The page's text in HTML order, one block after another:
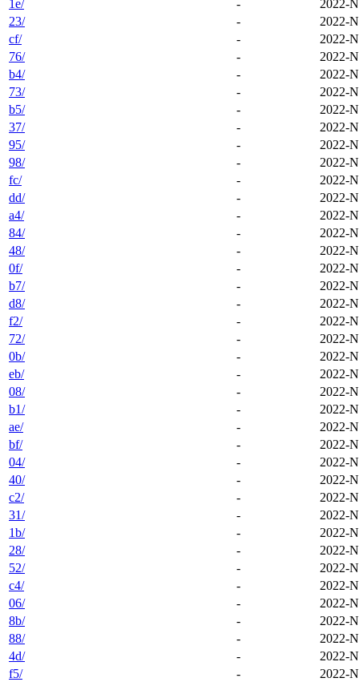
1e/
-
2022-
23/
-
2022-
cf/
-
2022-
76/
-
2022-
b4/
-
2022-
73/
-
2022-
b5/
-
2022-
37/
-
2022-
95/
-
2022-
98/
-
2022-
fc/
-
2022-
dd/
-
2022-
a4/
-
2022-
84/
-
2022-
48/
-
2022-
0f/
-
2022-
b7/
-
2022-
d8/
-
2022-
f2/
-
2022-
72/
-
2022-
0b/
-
2022-
eb/
-
2022-
08/
-
2022-
b1/
-
2022-
ae/
-
2022-
bf/
-
2022-
04/
-
2022-
40/
-
2022-
c2/
-
2022-
31/
-
2022-
1b/
-
2022-
28/
-
2022-
52/
-
2022-
c4/
-
2022-
06/
-
2022-
8b/
-
2022-
88/
-
2022-
4d/
-
2022-
f5/
-
2022-